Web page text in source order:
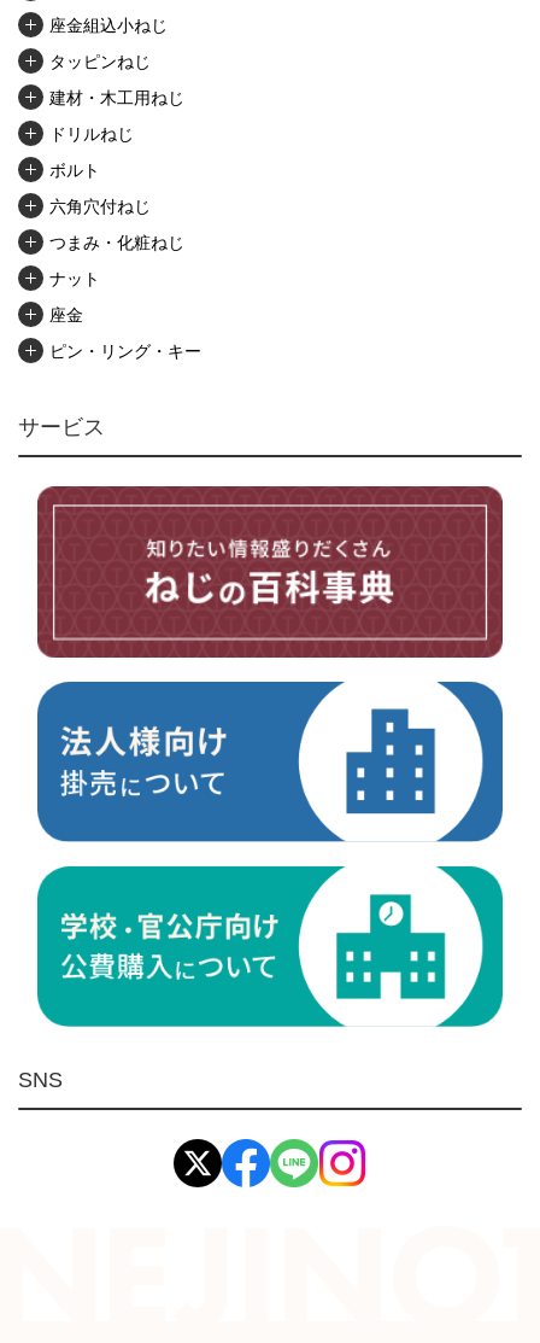
座金組込小ねじ
タッピンねじ
建材・木工用ねじ
ドリルねじ
ボルト
六角穴付ねじ
つまみ・化粧ねじ
ナット
座金
ピン・リング・キー
アンカー・プラグ
ユニファイねじ
その他ねじ
電材・設備
切削工具
ケミカル製品
荷役伝導
環境安全用品
イマオ製品(IMAO)
工業資材(栃木屋)
サービス
SNS